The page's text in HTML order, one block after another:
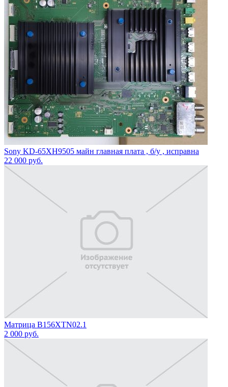
Sony KD-65XH9505 майн главная плата , б/у , исправна
22 000 руб.
Матрица B156XTN02.1
2 000 руб.